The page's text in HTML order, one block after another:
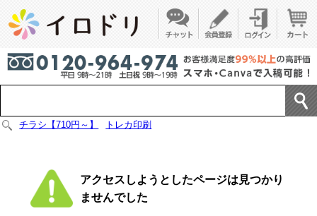
チラシ【710円～】 トレカ印刷
アクセスしようとしたページは見つかり
ませんでした